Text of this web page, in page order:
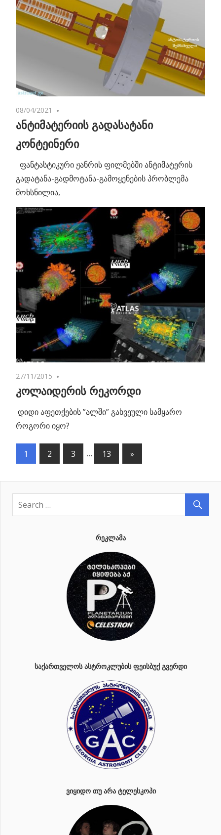
08/04/2021
ანტიმატერიის გადასატანი
კონტეინერი
ფანტასტიკური ჟანრის ფილმებში ანტიმატერის
გადატანა-გადმოტანა-გამოყენების პრობლემა
მოხსნილია,
27/11/2015
კოლაიდერის რეკორდი
დიდი აფეთქების ”ალში” გახვეული სამყარო
როგორი იყო?
პოსტების
ნავიგაცია
1 2 3 … 13
Next
»
ᲠᲔᲙᲚᲐᲛᲐ
ᲡᲐᲥᲐᲠᲗᲕᲔᲚᲝᲡ ᲐᲡᲢᲠᲝᲙᲚᲣᲑᲘᲡ ᲤᲔᲘᲡᲑᲣᲥ ᲒᲕᲔᲠᲓᲘ
ᲕᲘᲧᲘᲓᲝ ᲗᲣ ᲐᲠᲐ ᲢᲔᲚᲔᲡᲙᲝᲞᲘ